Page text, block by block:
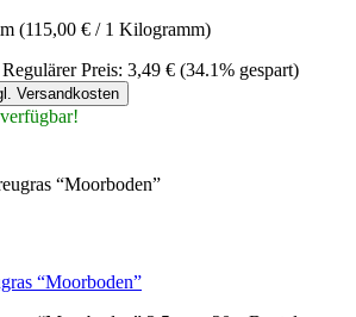
(115,00 € / 1 Kilogramm)
Regulärer Preis: 3,49 € (34.1% gespart)
Versandkosten
“Moorboden”